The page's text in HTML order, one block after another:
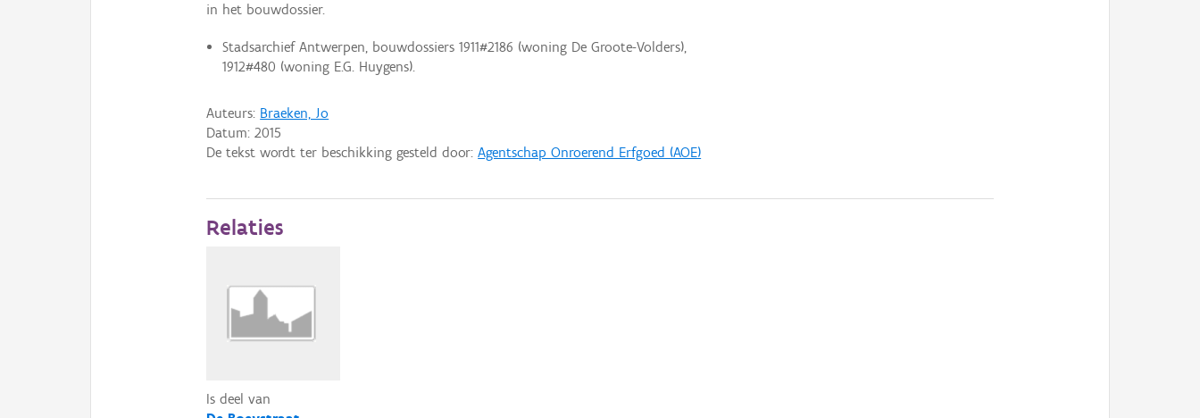
in het bouwdossier.
Stadsarchief Antwerpen, bouwdossiers 1911#2186 (woning De Groote-Volders),
1912#480 (woning E.G. Huygens).
Auteurs: Braeken, Jo
Datum:2015
De tekst wordt ter beschikking gesteld door:Agentschap Onroerend Erfgoed (AOE)
Relaties
Is deel van